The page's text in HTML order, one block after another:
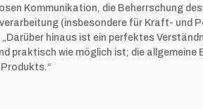
Kommunikation, die Beherrschung
(insbesondere für Kraft- und
hinaus ist ein perfektes
praktisch wie möglich ist; die